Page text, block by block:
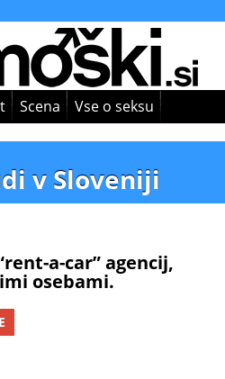
Scena Vse o seksu
v Sloveniji
a-car” agencij,
osebami.